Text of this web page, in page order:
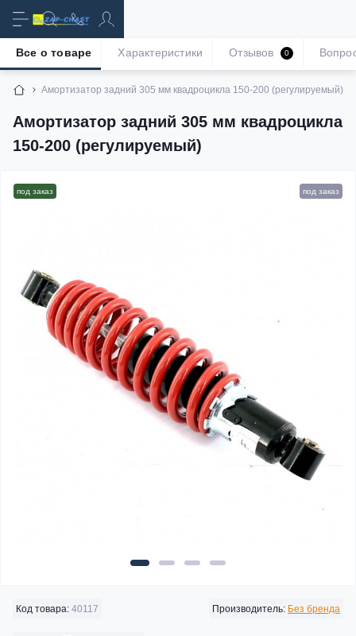
Амортизатор задний 305 мм квадроцикла 150-200 (регулируемый)
Амортизатор задний 305 мм квадроцикла
150-200 (регулируемый)
Все о товаре Характеристики Отзывов 0
под заказ под заказ
Код товара: 40117 Производитель: Без бренда